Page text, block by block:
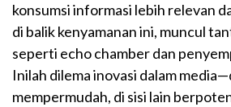
konsumsi informasi lebih relevan
di balik kenyamanan ini, muncul
seperti echo chamber dan
Inilah dilema inovasi dalam
mempermudah, di sisi lain